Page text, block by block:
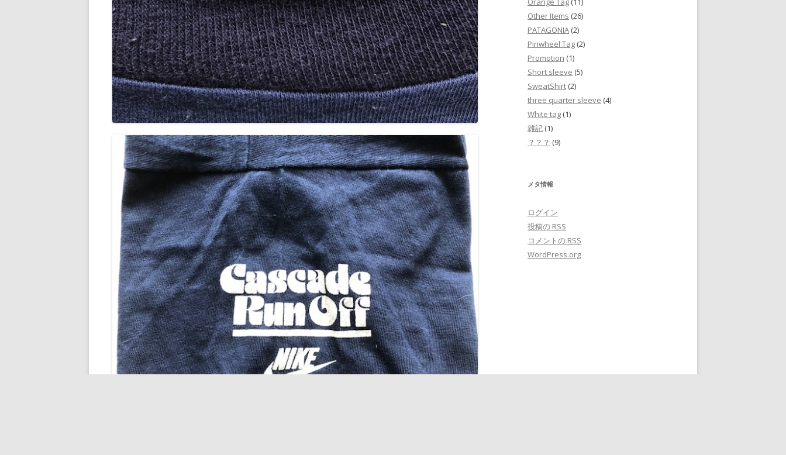
Other Items (26)
PATAGONIA (2)
Pinwheel Tag (2)
Promotion (1)
Short sleeve (5)
SweatShirt (2)
three quarter sleeve (4)
White tag (1)
雑記 (1)
？？？ (9)
メタ情報
ログイン
投稿の RSS
コメントの RSS
WordPress.org